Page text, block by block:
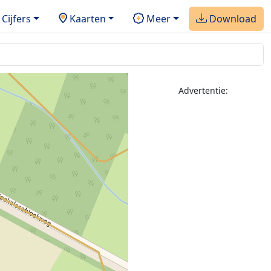
Cijfers Kaarten Meer Download
Advertentie: